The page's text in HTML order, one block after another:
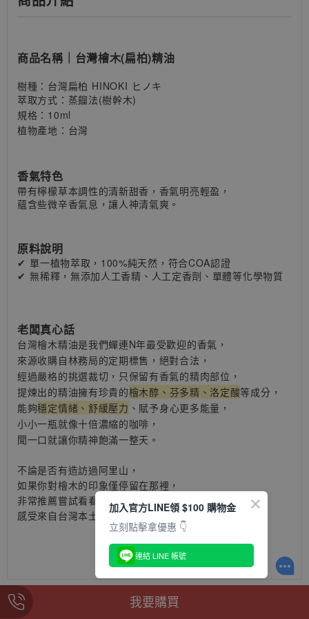
商品名稱 ｜ 台灣檜木(扁柏)精油
樹種：台灣扁柏 HINOKI ヒノキ
萃取方式：蒸餾法(樹幹木)
規格：10ml
植物產地：台灣
香氣特色
帶有檸檬草本調性的清新甜香，香氣明亮輕盈，
蘊含些微辛香氣息，讓人神清氣爽。
原料說明
✔ 單一植物萃取，100%純天然，符合COA認證
✔ 無稀釋，無添加人工香精、人工定香劑、單體等化學物質
老闆真心話
台灣檜木精油是我們蟬連N年最受歡迎的香氣，
來源收購自林務局的定期標售，絕對合法 ，
經過嚴格的挑選裁切，只保留有香氣的精肉部位，
提煉出的精油擁有珍貴的檜木醇、芬多精、洛定酸等成分 ，
能夠穩定情緒、舒緩壓力 、賦予身心更多能量 ，
小小一瓶就像十倍濃縮的咖啡，
聞一口就讓你精神飽滿一整天 。
不論是否有造訪過阿里山，
如果你對檜木的印象僅停留在那裡，
非常推薦嘗試看看台灣檜木精油，
感受來自台灣本土的自然恩惠。
我要購買
加入官方LINE領 $100 購物金
立刻點擊拿優惠 👇
連結 LINE 帳號